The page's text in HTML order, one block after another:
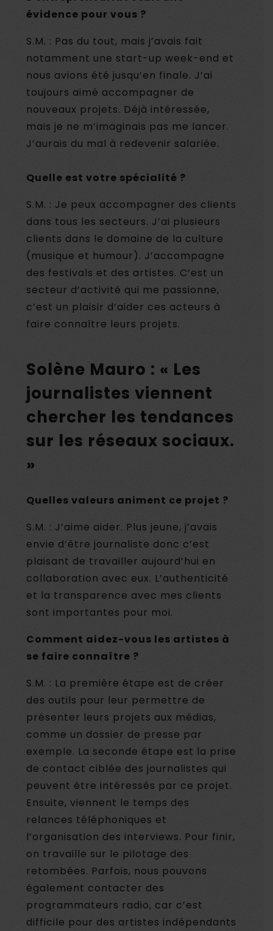
évidence pour vous ?
S.M. : Pas du tout, mais j’avais fait
notamment une start-up week-end et
nous avions été jusqu’en finale. J’ai
toujours aimé accompagner de
nouveaux projets. Déjà intéressée,
mais je ne m’imaginais pas me lancer.
J’aurais du mal à redevenir salariée.
Quelle est votre spécialité ?
S.M. : Je peux accompagner des clients
dans tous les secteurs. J’ai plusieurs
clients dans le domaine de la culture
(musique et humour). J’accompagne
des festivals et des artistes. C’est un
secteur d’activité qui me passionne,
c’est un plaisir d’aider ces acteurs à
faire connaître leurs projets.
Solène Mauro : « Les
journalistes viennent
chercher les tendances
sur les réseaux sociaux.
»
Quelles valeurs animent ce projet ?
S.M. : J’aime aider. Plus jeune, j’avais
envie d’être journaliste donc c’est
plaisant de travailler aujourd’hui en
collaboration avec eux. L’authenticité
et la transparence avec mes clients
sont importantes pour moi.
Comment aidez-vous les artistes à
se faire connaître ?
S.M. : La première étape est de créer
des outils pour leur permettre de
présenter leurs projets aux médias,
comme un dossier de presse par
exemple. La seconde étape est la prise
de contact ciblée des journalistes qui
peuvent être intéressés par ce projet.
Ensuite, viennent le temps des
relances téléphoniques et
l’organisation des interviews. Pour finir,
on travaille sur le pilotage des
retombées. Parfois, nous pouvons
également contacter des
programmateurs radio, car c’est
difficile pour des artistes indépendants